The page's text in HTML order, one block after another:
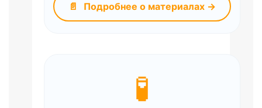
📄 Подробнее о материалах →
🧪